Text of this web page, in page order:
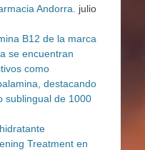
Andorra.
julio
B12 de la marca
se encuentran
como
destacando
sublingual de 1000
Treatment en